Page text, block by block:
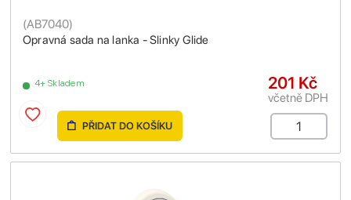
Opravná sada na lanka - Slinky Glide
(AB7040)
4+ Skladem 201 Kč
včetně DPH
PŘIDAT DO KOŠÍKU